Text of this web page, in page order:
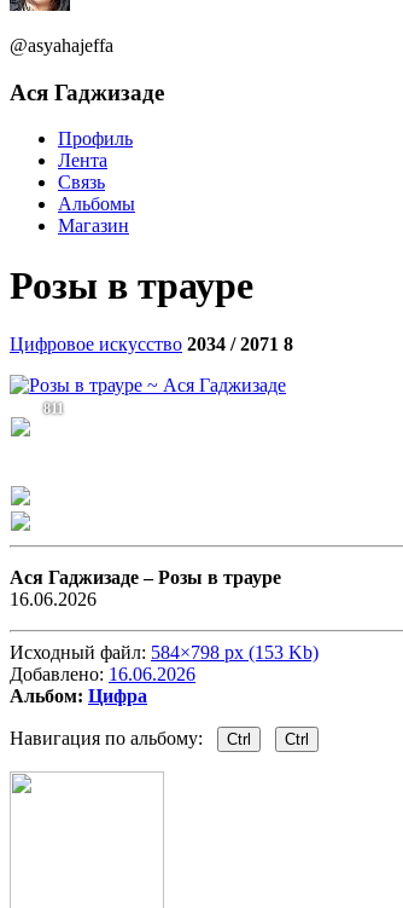
@asyahajeffa
Aся Гаджизаде
Профиль
Лента
Связь
Альбомы
Магазин
Розы в трауре
Цифровое искусство 2034 / 2071 8
811
Aся Гаджизаде –Розы в трауре
16.06.2026
Исходный файл: 584×798 px (153 Kb)
Добавлено: 16.06.2026
Альбом: Цифра
Навигация по альбому: Ctrl Ctrl